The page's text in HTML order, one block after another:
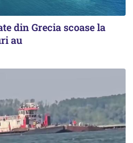
din Grecia scoase la
au